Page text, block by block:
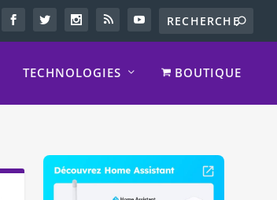
TECHNOLOGIES BOUTIQUE